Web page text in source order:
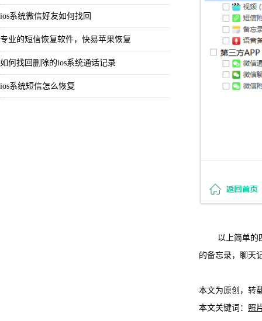
ios系统微信好友如何找回
专业的短信恢复软件，快易苹果恢复
如何找回删除的ios系统通话记录
ios系统短信怎么恢复
以上简单的四
的备忘录，聊天
本文为原创，转
本文关键词： 照